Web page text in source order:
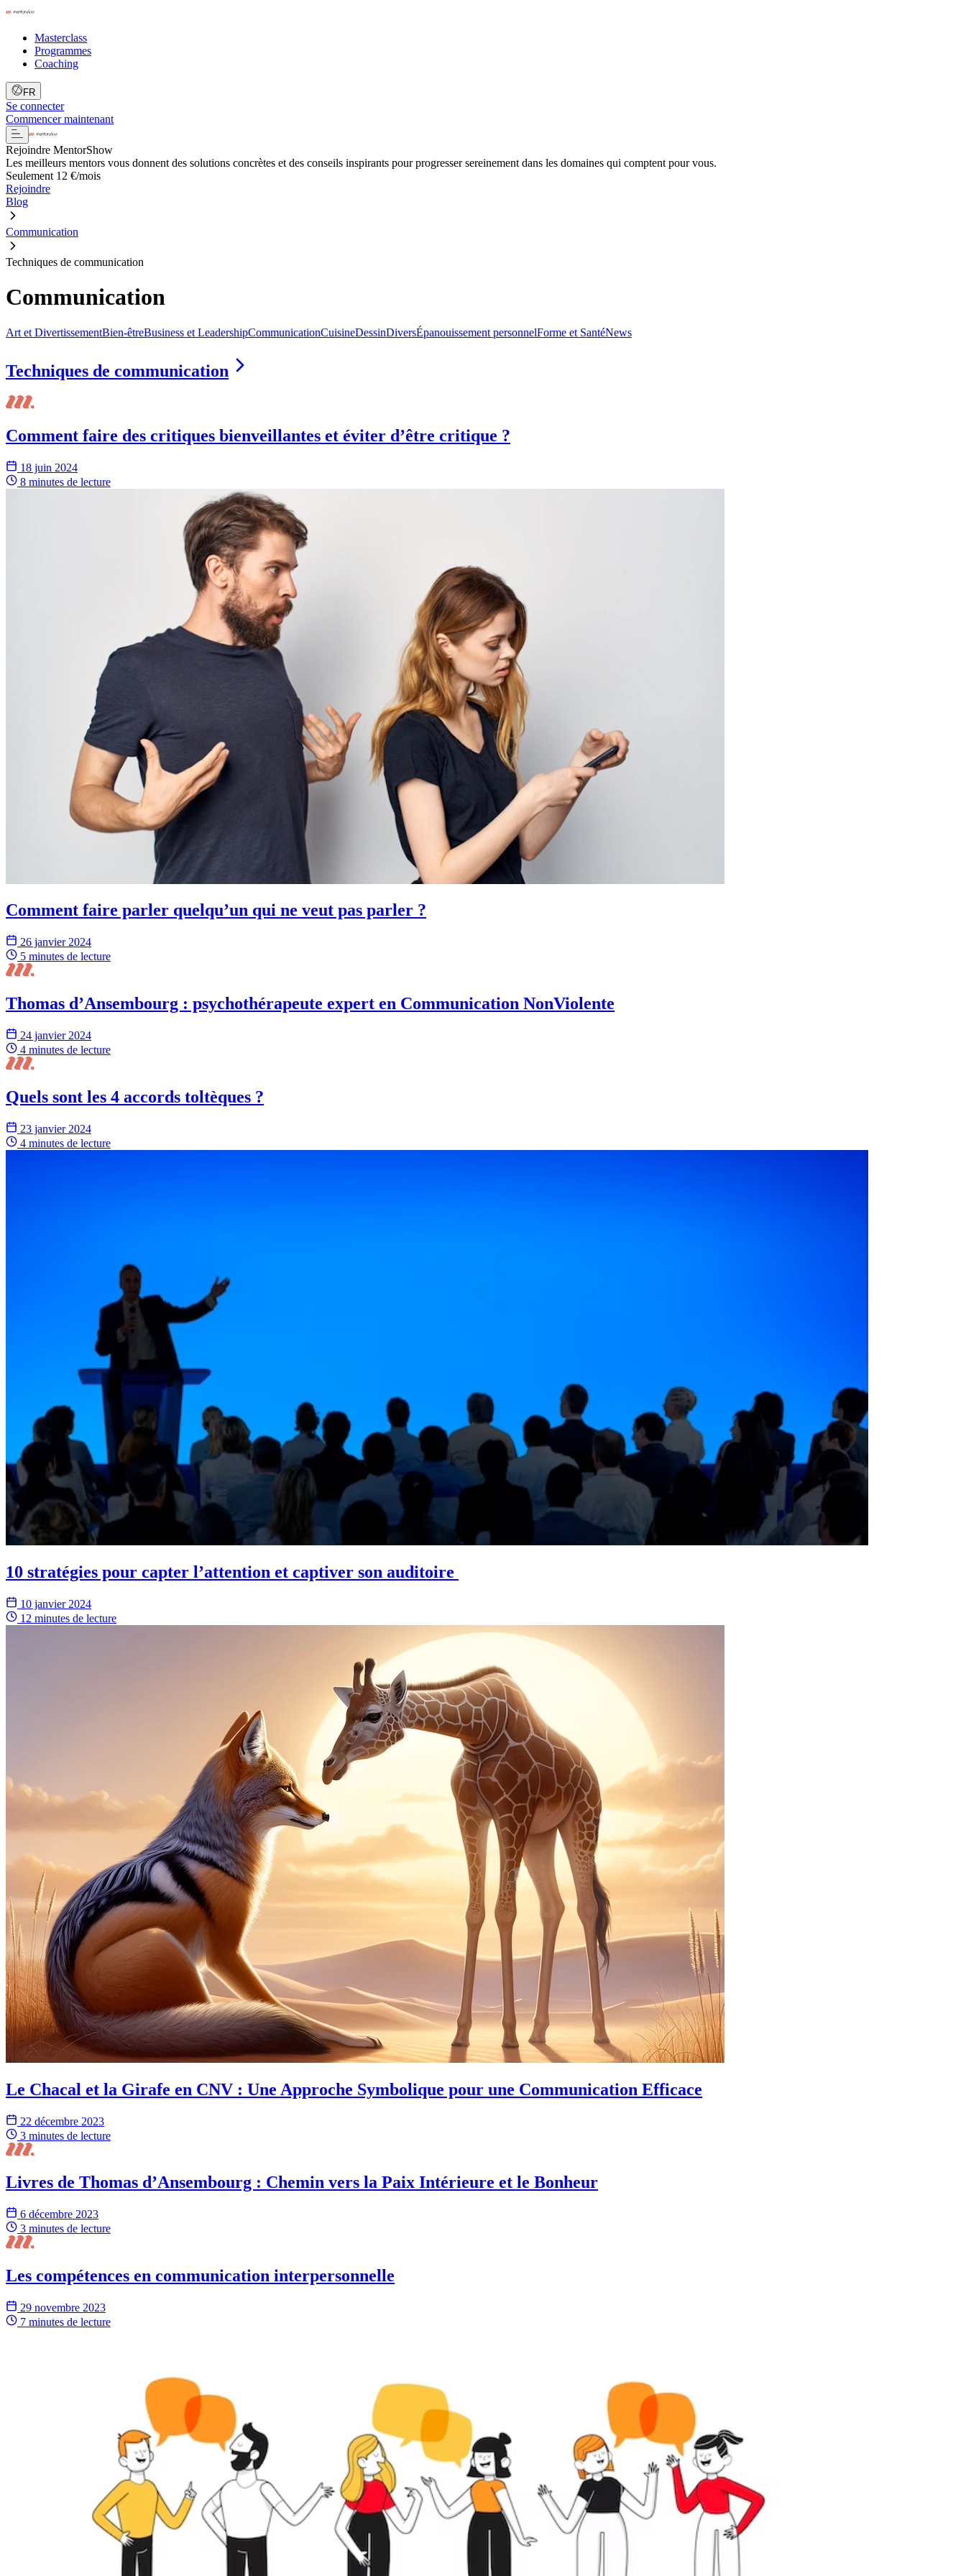
Masterclass
Programmes
Coaching
FR
Se connecter
Commencer maintenant
Rejoindre MentorShow
Les meilleurs mentors vous donnent des solutions concrètes et des conseils inspirants pour progresser sereinement dans les domaines qui comptent pour vous.
Seulement 12 €/mois
Rejoindre
Blog
Communication
Techniques de communication
Communication
Art et DivertissementBien-êtreBusiness et LeadershipCommunicationCuisineDessinDiversÉpanouissement personnelForme et SantéNews
Techniques de communication
Comment faire des critiques bienveillantes et éviter d’être critique ?
18 juin 2024
8 minutes de lecture
Comment faire parler quelqu’un qui ne veut pas parler ?
26 janvier 2024
5 minutes de lecture
Thomas d’Ansembourg : psychothérapeute expert en Communication NonViolente
24 janvier 2024
4 minutes de lecture
Quels sont les 4 accords toltèques ?
23 janvier 2024
4 minutes de lecture
10 stratégies pour capter l’attention et captiver son auditoire
10 janvier 2024
12 minutes de lecture
Le Chacal et la Girafe en CNV : Une Approche Symbolique pour une Communication Efficace
22 décembre 2023
3 minutes de lecture
Livres de Thomas d’Ansembourg : Chemin vers la Paix Intérieure et le Bonheur
6 décembre 2023
3 minutes de lecture
Les compétences en communication interpersonnelle
29 novembre 2023
7 minutes de lecture